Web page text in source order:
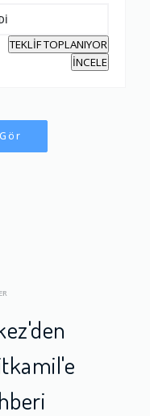
TEKLİF TOPLANIYOR
İNCELE